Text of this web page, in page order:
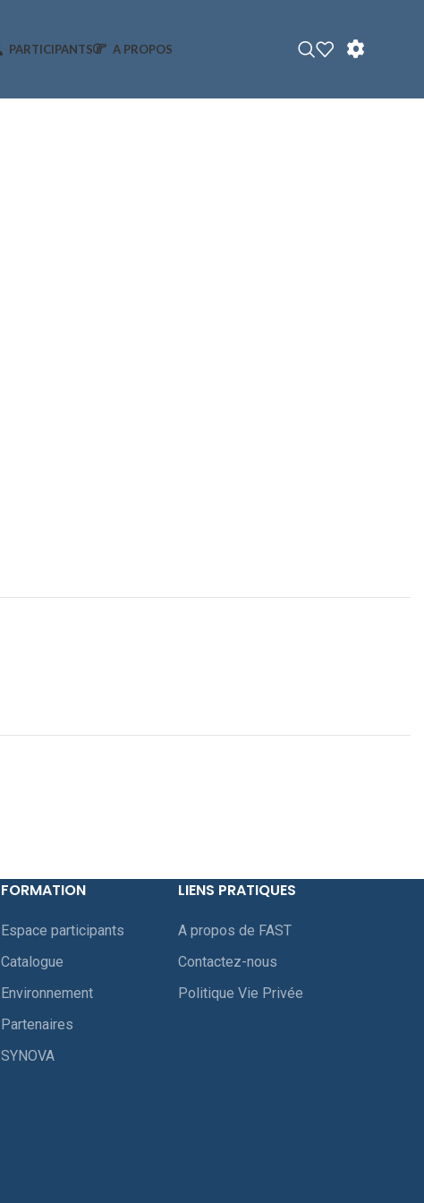
PARTICIPANTS A PROPOS
FORMATION
Espace participants
Catalogue
Environnement
Partenaires
SYNOVA
LIENS PRATIQUES
A propos de FAST
Contactez-nous
Politique Vie Privée